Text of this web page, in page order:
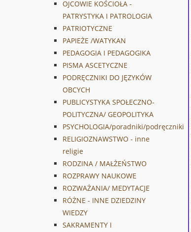
OJCOWIE KOŚCIOŁA -
PATRYSTYKA I PATROLOGIA
PATRIOTYCZNE
PAPIEŻE /WATYKAN
PEDAGOGIA I PEDAGOGIKA
PISMA ASCETYCZNE
PODRĘCZNIKI DO JĘZYKÓW
OBCYCH
PUBLICYSTYKA SPOŁECZNO-
POLITYCZNA/ GEOPOLITYKA
PSYCHOLOGIA/poradniki/podręczniki
RELIGIOZNAWSTWO - inne
religie
RODZINA / MAŁŻEŃSTWO
ROZPRAWY NAUKOWE
ROZWAŻANIA/ MEDYTACJE
RÓŻNE - INNE DZIEDZINY
WIEDZY
SAKRAMENTY I